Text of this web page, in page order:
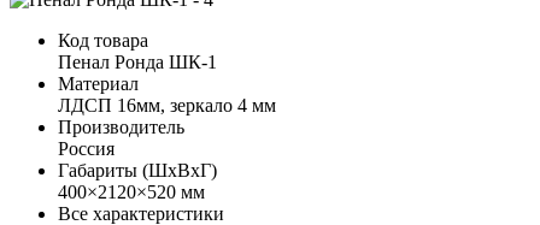
Код товара
Пенал Ронда ШК-1
Материал
ЛДСП 16мм, зеркало 4 мм
Производитель
Россия
Габариты (ШхВхГ)
400×2120×520 мм
Все характеристики